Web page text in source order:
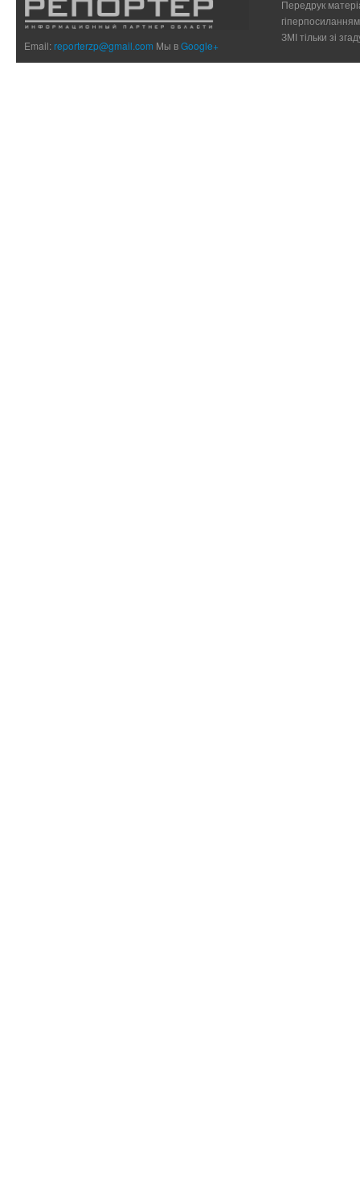
Email:reporterzp@gmail.com Мы вGoogle+
Передрук
ЗМІ тільки зі